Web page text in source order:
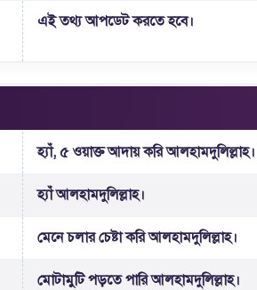
এই তথ্য আপডেট করতে হবে।
হ্যাঁ, ৫ ওয়াক্ত আদায় করি আলহামদুলিল্লাহ।
হ্যাঁ আলহামদুলিল্লাহ।
মেনে চলার চেষ্টা করি আলহামদুলিল্লাহ।
মোটামুটি পড়তে পারি আলহামদুলিল্লাহ।